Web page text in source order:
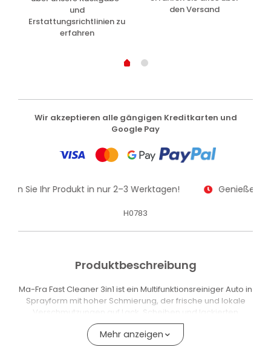
und
Erstattungsrichtlinien zu
erfahren
den Versand
Wir akzeptieren alle gängigen Kreditkarten und
Google Pay
Sie Ihr Produkt in nur 2–3 Werktagen! Genießen
H0783
Produktbeschreibung
Ma-Fra Fast Cleaner 3in1 ist ein Multifunktionsreiniger Auto in
Sprayform mit hoher Schmierung, der frische und lokale
Verschmutzungen auf Lack, Scheiben und lackierten
Oberflächen schnell entfernt. Das Produkt reinigt Insekten,
Vogelkot und frischen Staub, ohne auf eine herkömmliche
Fahrzeugwäsche angewiesen zu sein.
Mehr anzeigen